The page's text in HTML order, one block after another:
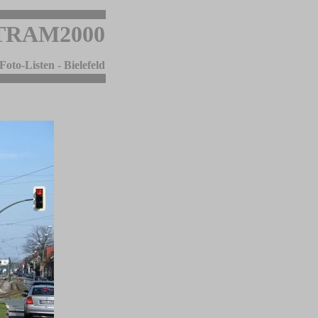
Foto-Listen - Bielefeld